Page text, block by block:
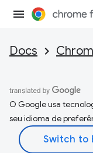
Docs
O Google usa
seu idioma de